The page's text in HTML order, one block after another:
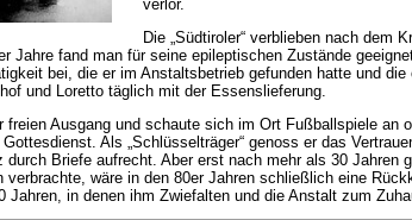
verlor.
Die „Südtiroler“ verblieben nach dem
Jahre fand man für seine epileptischen Zustände
bei, die er im Anstaltsbetrieb gefunden hatte und
und Loretto täglich mit der Essenslieferung.
freien Ausgang und schaute sich im Ort Fußballspiele
Als „Schlüsselträger“ genoss er das
durch Briefe aufrecht. Aber erst nach mehr als 30 Jahren
verbrachte, wäre in den 80er Jahren schließlich eine
Jahren, in denen ihm Zwiefalten und die Anstalt zum